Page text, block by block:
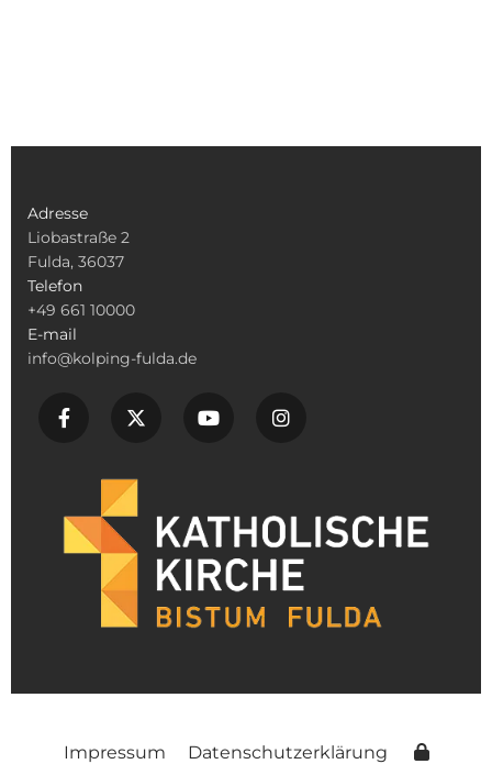
Adresse
Liobastraße 2
Fulda, 36037
Telefon
+49 661 10000
E-mail
info@kolping-fulda.de
Impressum Datenschutzerklärung